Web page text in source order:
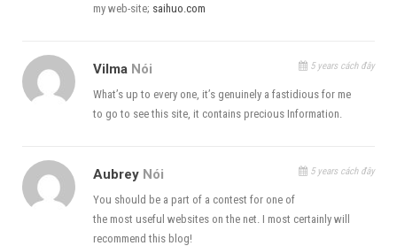
my web-site; saihuo.com
Vilma Nói 5 years cách đây
What’s up to every one, it’s genuinely a fastidious for me
to go to see this site, it contains precious Information.
Aubrey Nói 5 years cách đây
You should be a part of a contest for one of
the most useful websites on the net. I most certainly will
recommend this blog!